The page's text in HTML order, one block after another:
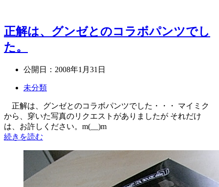
正解は、グンゼとのコラボパンツでし
た。
公開日： 2008年1月31日
未分類
正解は、グンゼとのコラボパンツでした・・・ マイミク
から、穿いた写真のリクエストがありましたが それだけ
は、お許しください。m(__)m
続きを読む